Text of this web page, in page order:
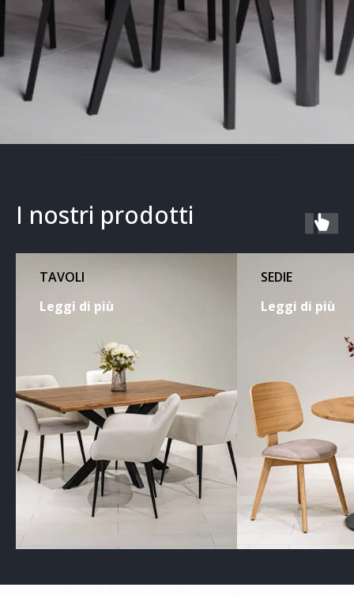
I nostri prodotti
TAVOLI
Leggi di più
SEDIE
Leggi di più